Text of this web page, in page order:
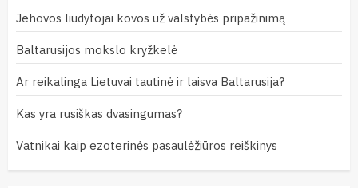
Jehovos liudytojai kovos už valstybės pripažinimą
Baltarusijos mokslo kryžkelė
Ar reikalinga Lietuvai tautinė ir laisva Baltarusija?
Kas yra rusiškas dvasingumas?
Vatnikai kaip ezoterinės pasaulėžiūros reiškinys